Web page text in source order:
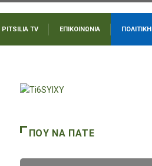
PITSILIA TV ΕΠΙΚΟΙΝΩΝΙΑ ΠΟΛΙΤΙΚΗ
ΠΟΥ ΝΑ ΠΑΤΕ